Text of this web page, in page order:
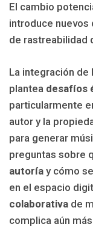
El cambio
introduce
de rastreabilidad
La integración de
plantea desafíos
particularmente
autor y la
para generar
preguntas sobre
autoría y cómo
en el espacio
colaborativa de
complica aún